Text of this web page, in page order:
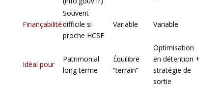
Finançabilité
Souvent
difficile si
proche HCSF
Variable Variable
Idéal pour
Patrimonial
long terme
Équilibre
“terrain”
Optimisation
en détention +
stratégie de
sortie